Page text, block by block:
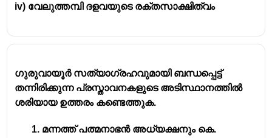
iv) വേലുത്തമ്പി ദളവയുടെ രക്തസാക്ഷിത്വം
ഗുരുവായൂർ സത്യാഗ്രഹവുമായി ബന്ധപ്പെട്ട്
തന്നിരിക്കുന്ന പ്രസ്താവനകളുടെ അടിസ്ഥാനത്തിൽ
ശരിയായ ഉത്തരം കണ്ടെത്തുക.
മന്നത്ത് പത്മനാഭൻ അധ്യക്ഷനും കെ.